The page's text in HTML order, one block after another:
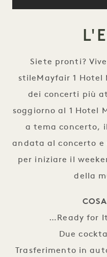
Siete pronti?
stileMayfair 1 Hotel
dei concerti più
soggiorno al 1 Hotel
a tema concerto,
andata al concerto
per iniziare il
della
…Ready for
Due
Trasferimento in